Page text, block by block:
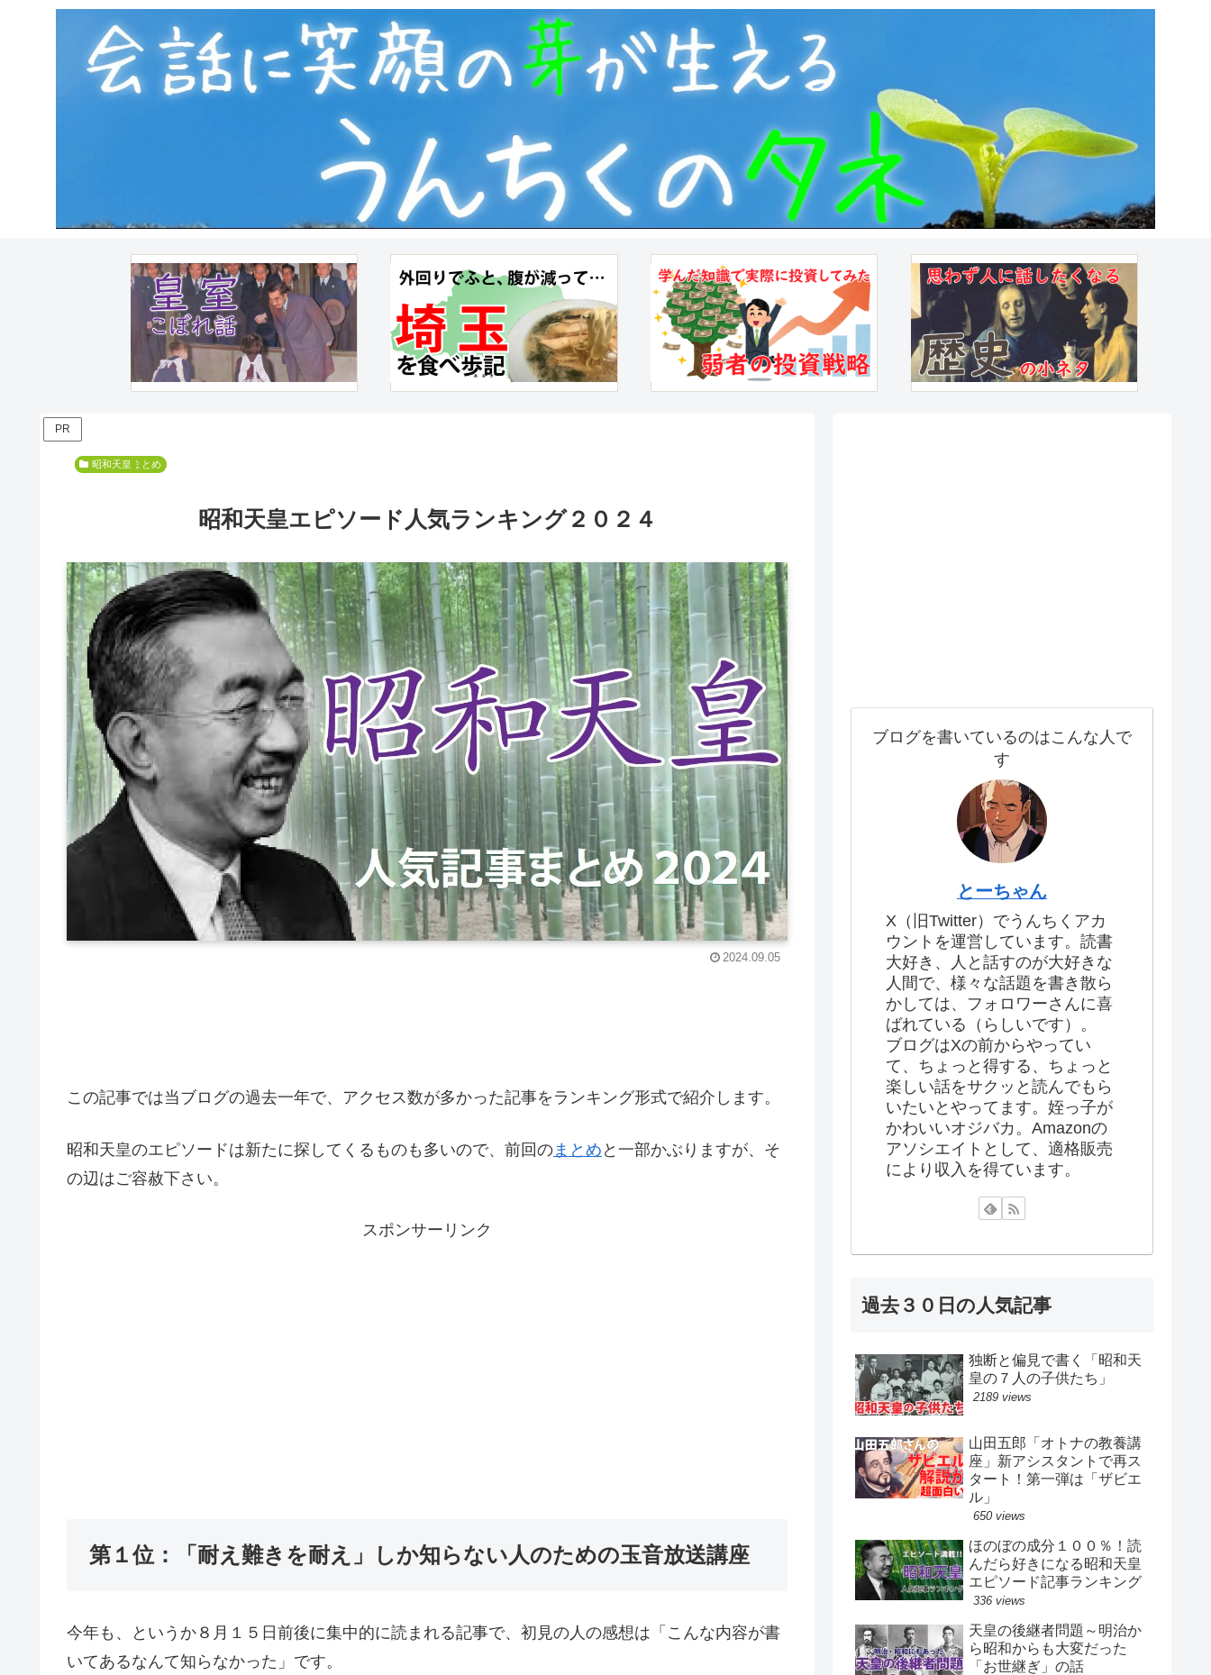
PR
昭和天皇エピソード人気ランキング２０２４
2024.09.05
この記事では当ブログの過去一年で、アクセス数が多かった記事をランキング形式で紹介します。
昭和天皇のエピソードは新たに探してくるものも多いので、前回の まとめ と一部かぶりますが、そ
の辺はご容赦下さい。
スポンサーリンク
第１位：「耐え難きを耐え」しか知らない人のための玉音放送講座
今年も、というか８月１５日前後に集中的に読まれる記事で、初見の人の感想は「こんな内容が書
いてあるなんて知らなかった」です。
人気記事まとめ
昭和天皇
ブログを書いているのはこんな人で
す
とーちゃん
X（旧Twitter）でうんちくアカ
ウントを運営しています。読書
大好き、人と話すのが大好きな
人間で、様々な話題を書き散ら
かしては、フォロワーさんに喜
ばれている（らしいです）。
ブログはXの前からやってい
て、ちょっと得する、ちょっと
楽しい話をサクッと読んでもら
いたいとやってます。姪っ子が
かわいいオジバカ。Amazonの
アソシエイトとして、適格販売
により収入を得ています。
過去３０日の人気記事
独断と偏見で書く「昭和天
皇の７人の子供たち」
2189 views
山田五郎「オトナの教養講
座」新アシスタントで再ス
タート！第一弾は「ザビエ
ル」
650 views
ほのぼの成分１００％！読
んだら好きになる昭和天皇
エピソード記事ランキング
336 views
天皇の後継者問題～明治か
ら昭和からも大変だった
「お世継ぎ」の話